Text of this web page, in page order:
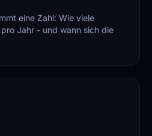
eine Zahl: Wie viele
Jahr - und wann sich die